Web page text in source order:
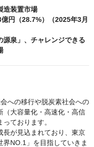
造装置市場
円（28.7%）（2025年3月
源泉」、チャレンジできる
への移行や脱炭素社会への
（大容量化・高速化・高信
ております。
長が見込まれており、東京
NO.1」を目指していきま